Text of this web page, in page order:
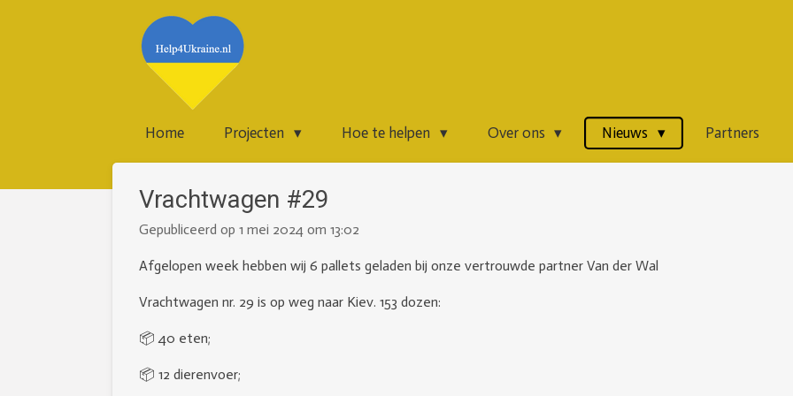
Home Projecten Hoe te helpen Over ons Nieuws Partners
Vrachtwagen #29
Gepubliceerd op 1 mei 2024 om 13:02
Afgelopen week hebben wij 6 pallets geladen bij onze vertrouwde partner Van der Wal
Vrachtwagen nr. 29 is op weg naar Kiev. 153 dozen:
📦 40 eten;
📦 12 dierenvoer;